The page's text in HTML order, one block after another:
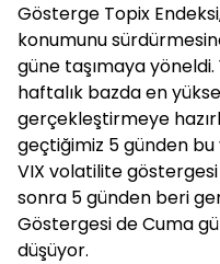
Gösterge Topix
konumunu
güne taşımaya
haftalık bazda en
gerçekleştirmeye
geçtiğimiz 5 günden bu
VIX volatilite
sonra 5 günden beri
Göstergesi de Cuma
düşüyor.